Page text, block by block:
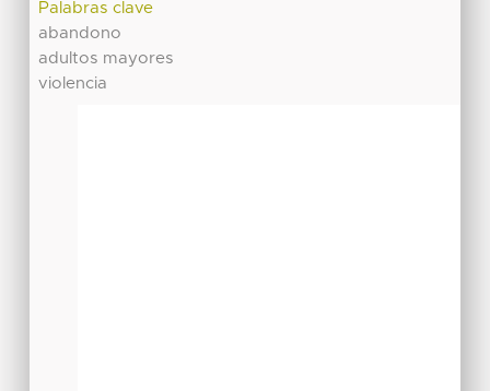
Palabras clave
abandono
adultos mayores
violencia